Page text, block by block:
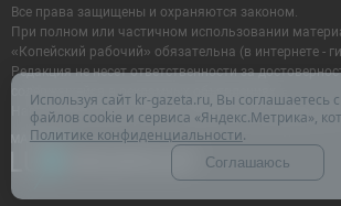
Все права защищены и охраняются законом.
При полном или частичном использовании
«Копейский рабочий» обязательна (в интернете -
Редакция не несет ответственности за
содержащейся в рекламных объявлениях.
Настоящий ресурс может содержать материалы
Используя сайт kr-gazeta.ru, Вы соглашаетесь
файлов cookie и сервиса «Яндекс.Метрика»,
Политике конфиденциальности.
Соглашаюсь